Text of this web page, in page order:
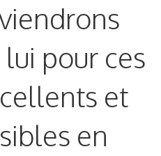
pour ces
et
en